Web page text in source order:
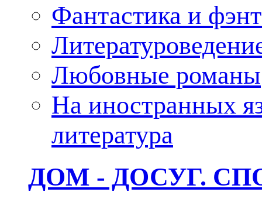
Фантастика и
Любовные романы
На иностранных
литература
ДОМ - ДОСУГ.